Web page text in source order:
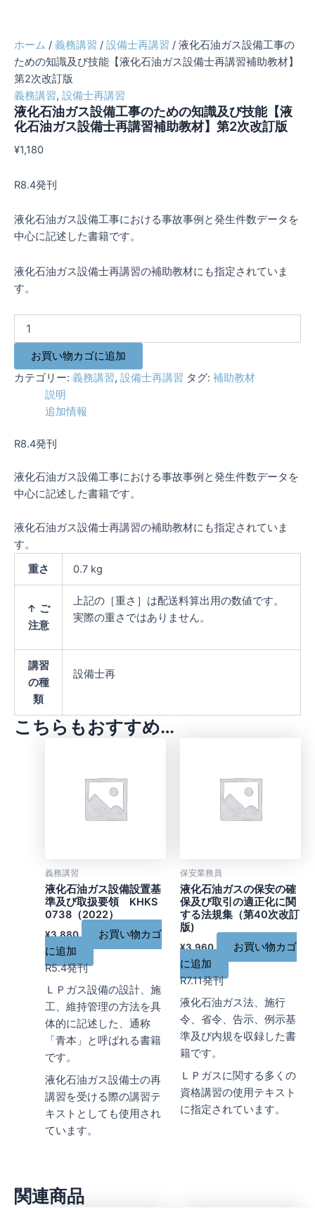
ホーム / 義務講習 / 設備士再講習 / 液化石油ガス設備工事の
ための知識及び技能【液化石油ガス設備士再講習補助教材】
第2次改訂版
義務講習, 設備士再講習
液化石油ガス設備工事のための知識及び技能【液
化石油ガス設備士再講習補助教材】第2次改訂版
¥1,180
R8.4発刊
液化石油ガス設備工事における事故事例と発生件数データを
中心に記述した書籍です。
液化石油ガス設備士再講習の補助教材にも指定されていま
す。
石
ガ
事
た
め
識
及
能
【液
士
再
お買い物カゴに追加
カテゴリー: 義務講習, 設備士再講習 タグ: 補助教材
説明
追加情報
R8.4発刊
液化石油ガス設備工事における事故事例と発生件数データを
中心に記述した書籍です。
液化石油ガス設備士再講習の補助教材にも指定されていま
す。
重さ
0.7 kg
↑ ご
注意
上記の［重さ］は配送料算出用の数値です。
実際の重さではありません。
講習
の種
類
設備士再
こちらもおすすめ…
義務講習
液化石油ガス設備設置基
準及び取扱要領 KHKS
0738（2022）
¥3,880
お買い物カゴ
に追加
R5.4発刊
ＬＰガス設備の設計、施
工、維持管理の方法を具
体的に記述した、通称
「青本」と呼ばれる書籍
です。
液化石油ガス設備士の再
講習を受ける際の講習テ
キストとしても使用され
ています。
保安業務員
液化石油ガスの保安の確
保及び取引の適正化に関
する法規集（第40次改訂
版)
¥3,960
お買い物カゴ
に追加
R7.11発刊
液化石油ガス法、施行
令、省令、告示、例示基
準及び内規を収録した書
籍です。
ＬＰガスに関する多くの
資格講習の使用テキスト
に指定されています。
関連商品